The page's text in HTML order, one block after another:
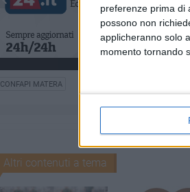
preferenze prima di
possono non
applicheranno solo
momento tornando
CONFAPI MATERA
Altri contenuti a tema